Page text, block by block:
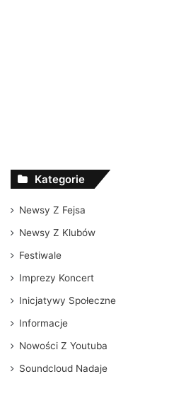
Kategorie
Newsy Z Fejsa
Newsy Z Klubów
Festiwale
Imprezy Koncert
Inicjatywy Społeczne
Informacje
Nowości Z Youtuba
Soundcloud Nadaje